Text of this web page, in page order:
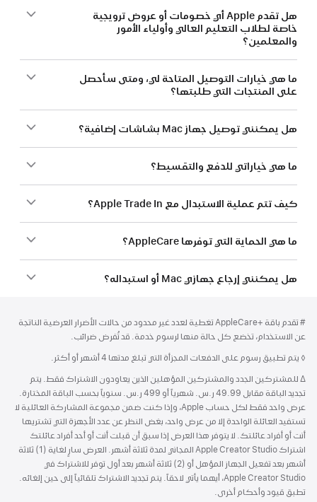
هل تقدم Apple أي خصومات أو عروض ترويجية
خاصة لطلاب التعليم العالي وأولياء الأمور
والمعلمين؟
ما هي خيارات التوصيل المتاحة لي، ومتى سأحصل
على المنتجات التي طلبتها؟
هل يمكنني توصيل جهاز Mac بشاشات إضافية؟
ما هي خياراتي للدفع والتقسيط؟
كيف تتم عملية الاستبدال مع Apple Trade In؟
ما هي الحماية التي توفرها AppleCare؟
هل يمكنني إرجاع جهازي Mac أو استبداله؟
حاشية
# تقدم باقة AppleCare+‎ تغطية لعدد غير محدود من حالات الأضرار العرضية الناتجة
عن الاستخدام، تخضع كل حالة منها لرسوم خدمة. قد تُفرض ضرائب.
حاشية
◊ يتم تطبيق رسوم على الدفعات المجزأة التي تبلغ مدتها 4 أشهر أو أكثر.
حاشية
∆ للمشتركين الجدد والمشتركين المؤهلين الذين يعاودون الاشتراك فقط. يتم
تجديد الباقة مقابل 49.99 ر.س. شهرياً أو 499 ر.س. سنوياً بحسب الباقة المختارة.
عرض واحد فقط لكل حساب Apple، وإذا كنت ضمن مجموعة المشاركة العائلية لا
تستفيد العائلة الواحدة إلا من عرض واحد، بغض النظر عن عدد الأجهزة التي تشتريها
أنت أو أفراد عائلتك. لا يتوفر هذا العرض إذا سبق أن قبلت أنت أو أحد أفراد عائلتك
اشتراك Apple Creator Studio المجاني لمدة ثلاثة أشهر. العرض سارٍ لغاية (1) ثلاثة
أشهر بعد تفعيل الجهاز المؤهل أو (2) ثلاثة أشهر بعد أول توفر للاشتراك في
Apple Creator Studio، أيهما يأتي لاحقاً. يتم تجديد الاشتراك تلقائياً إلى حين إلغائه.
تطبق قيود وأحكام أخرى.